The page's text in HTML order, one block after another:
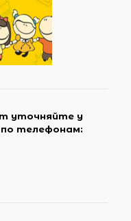
уточняйте у
телефонам: